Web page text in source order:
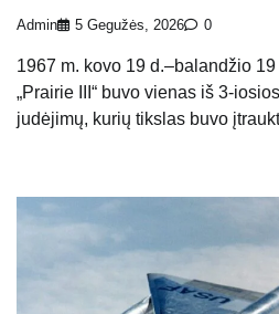
Admin 5 Gegužės, 2026 0
1967 m. kovo 19 d.–balandžio
„Prairie III“ buvo vienas iš 3-
judėjimų, kurių tikslas buvo